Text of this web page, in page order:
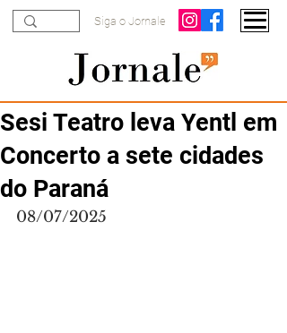
Siga o Jornale
Sesi Teatro leva Yentl em
Concerto a sete cidades
do Paraná
08/07/2025